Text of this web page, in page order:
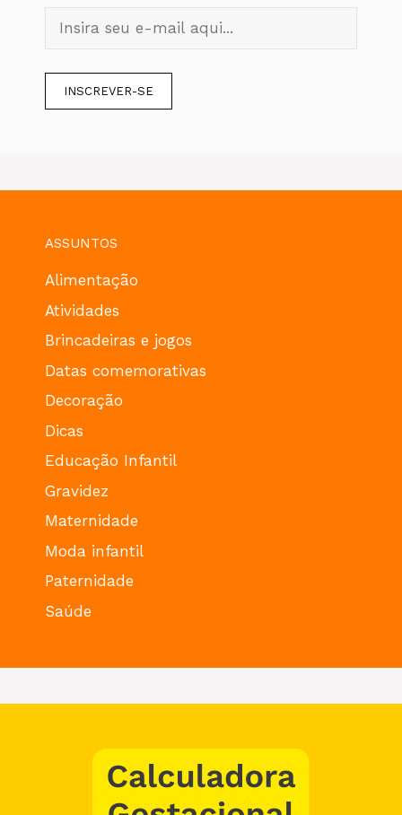
ASSUNTOS
Alimentação
Atividades
Brincadeiras e jogos
Datas comemorativas
Decoração
Dicas
Educação Infantil
Gravidez
Maternidade
Moda infantil
Paternidade
Saúde